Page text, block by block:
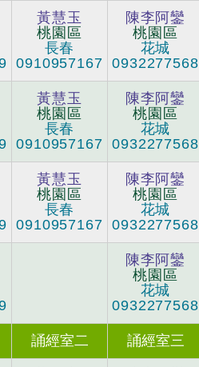
黃慧玉
桃園區
長春
0910957167
陳李阿鑾
桃園區
花城
0932277568
黃慧玉
桃園區
長春
0910957167
陳李阿鑾
桃園區
花城
0932277568
黃慧玉
桃園區
長春
0910957167
陳李阿鑾
桃園區
花城
0932277568
陳李阿鑾
桃園區
花城
0932277568
誦經室二 誦經室三